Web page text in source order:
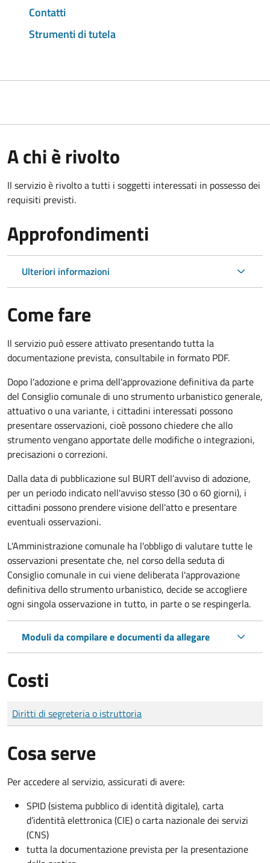
Contatti
Strumenti di tutela
A chi è rivolto
Il servizio è rivolto a tutti i soggetti interessati in possesso dei
requisiti previsti.
Approfondimenti
Ulteriori informazioni
Come fare
Il servizio può essere attivato presentando tutta la
documentazione prevista, consultabile in formato PDF.
Dopo l'adozione e prima dell'approvazione definitiva da parte
del Consiglio comunale di uno strumento urbanistico generale,
attuativo o una variante, i cittadini interessati possono
presentare osservazioni, cioè possono chiedere che allo
strumento vengano apportate delle modifiche o integrazioni,
precisazioni o correzioni.
Dalla data di pubblicazione sul BURT dell’avviso di adozione,
per un periodo indicato nell'avviso stesso (30 o 60 giorni), i
cittadini possono prendere visione dell'atto e presentare
eventuali osservazioni.
L'Amministrazione comunale ha l'obbligo di valutare tutte le
osservazioni presentate che, nel corso della seduta di
Consiglio comunale in cui viene deliberata l'approvazione
definitiva dello strumento urbanistico, decide se accogliere
ogni singola osservazione in tutto, in parte o se respingerla.
Moduli da compilare e documenti da allegare
Costi
Tipo di pagamento
Importo
Diritti di segreteria o istruttoria
Cosa serve
Per accedere al servizio, assicurati di avere:
SPID (sistema pubblico di identità digitale), carta
d’identità elettronica (CIE) o carta nazionale dei servizi
(CNS)
tutta la documentazione prevista per la presentazione